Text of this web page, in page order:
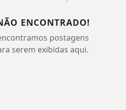
ENCONTRADO!
postagens
serem exibidas aqui.